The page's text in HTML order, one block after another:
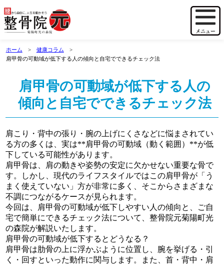
ホーム
健康コラム
肩甲骨の可動域が低下する人の傾向と自宅でできるチェック法
肩甲骨の可動域が低下する人の
傾向と自宅でできるチェック法
肩こり・背中の張り・腕の上げにくさなどに悩まされてい
る方の多くは、実は**肩甲骨の可動域（動く範囲）**が低
下している可能性があります。
肩甲骨は、肩の動きや姿勢の安定に欠かせない重要な骨で
す。しかし、現代のライフスタイルではこの肩甲骨が「う
まく使えていない」方が非常に多く、そこからさまざまな
不調につながるケースが見られます。
今回は、肩甲骨の可動域が低下しやすい人の傾向と、ご自
宅で簡単にできるチェック法について、整骨院元菊陽町光
の森院が解説いたします。
肩甲骨の可動域が低下するとどうなる？
肩甲骨は肋骨の上に浮かぶように位置し、腕を挙げる・引
く・回すといった動作に関与します。また、首・背中・肩